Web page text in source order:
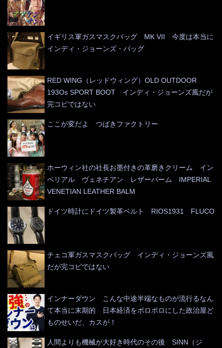
イギリス軍ガスマスクバッグ MK VII 今度は本当に
インディ・ジョーンズ・バッグ
RED WING（レッドウィング）OLD OUTDOOR
193Os SPORT BOOT インディ・ジョーンズ風だが
完コピではない
ここが変だよ つばきファクトリー
ホーウィン社の社長お墨付きの革磨きクリーム イン
ペリアル ヴェネチアン レザーバーム IMPERIAL
VENETIAN LEATHER BALM
ドイツ時計にドイツ製革ベルト RIOS1931 FLUCO
チェコ軍ガスマスクバッグ インディ・ジョーンズ風
だが完コピではない
インナーダウン こんな中途半端なものが流行るなん
て本当に末期的 日本経済をボロボロにした政治屋ど
ものせいだ、カスが！
人間よりも機械が大好き時代のその後 SINN（ジ